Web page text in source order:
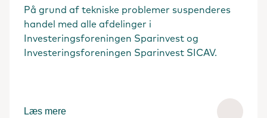
På grund af tekniske problemer suspenderes
handel med alle afdelinger i
Investeringsforeningen Sparinvest og
Investeringsforeningen Sparinvest SICAV.
Læs mere